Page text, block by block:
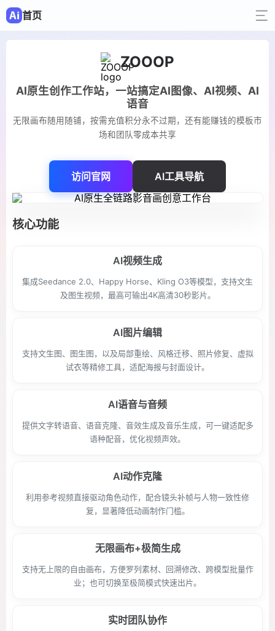
首页
ZOOOP
AI原生创作工作站，一站搞定AI图像、AI视频、AI
语音
无限画布随用随铺，按需充值积分永不过期，还有能赚钱的模板市
场和团队零成本共享
访问官网 AI工具导航
核心功能
AI视频生成
集成Seedance 2.0、Happy Horse、Kling O3等模型，支持文生
及图生视频，最高可输出4K高清30秒影片。
AI图片编辑
支持文生图、图生图，以及局部重绘、风格迁移、照片修复、虚拟
试衣等精修工具，适配海报与封面设计。
AI语音与音频
提供文字转语音、语音克隆、音效生成及音乐生成，可一键适配多
语种配音，优化视频声效。
AI动作克隆
利用参考视频直接驱动角色动作，配合镜头补帧与人物一致性修
复，显著降低动画制作门槛。
无限画布+极简生成
支持无上限的自由画布，方便罗列素材、回溯修改、跨模型批量作
业；也可切换至极简模式快速出片。
实时团队协作